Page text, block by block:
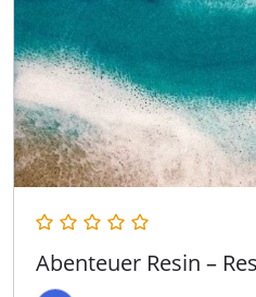
Abenteuer Resin –